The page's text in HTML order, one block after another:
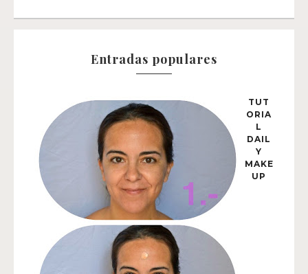
Entradas populares
TUT
ORIA
L
DAIL
Y
MAKE
UP